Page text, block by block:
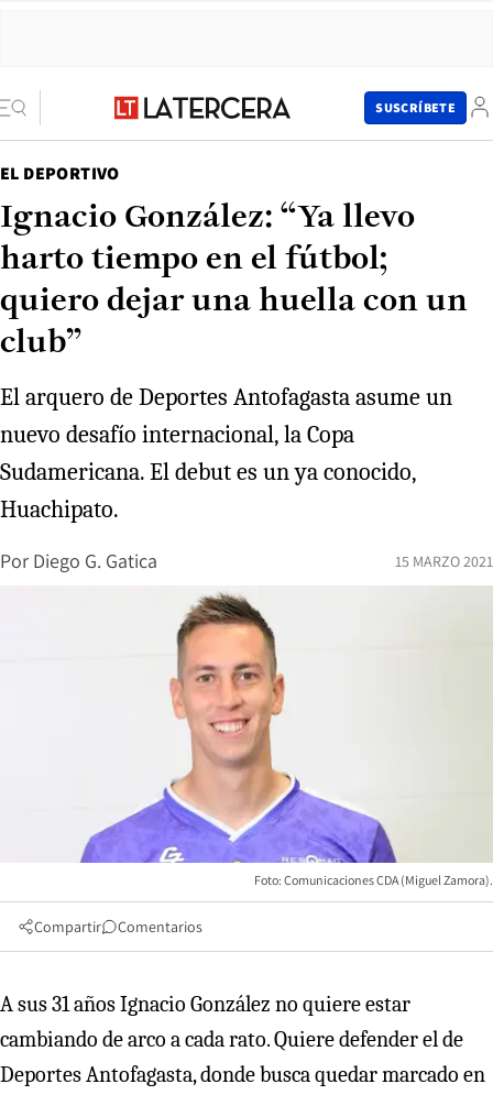
SUSCRÍBETE
EL DEPORTIVO
Ignacio González: “Ya llevo
harto tiempo en el fútbol;
quiero dejar una huella con un
club”
El arquero de Deportes Antofagasta asume un
nuevo desafío internacional, la Copa
Sudamericana. El debut es un ya conocido,
Huachipato.
Por Diego G. Gatica 15 MARZO 2021
Foto: Comunicaciones CDA (Miguel Zamora).
Compartir Comentarios
A sus 31 años Ignacio González no quiere estar
cambiando de arco a cada rato. Quiere defender el de
Deportes Antofagasta, donde busca quedar marcado en